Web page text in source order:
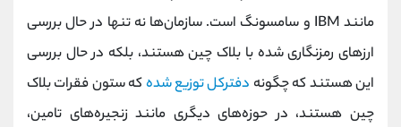
مانند IBM و سامسونگ است. سازمان‌ها نه تنها در حال بررسی
ارزهای رمزنگاری شده با بلاک چین هستند، بلکه در حال بررسی
این هستند که چگونه دفترکل توزیع شدهکه ستون فقرات بلاک
چین هستند، در حوزه‌های دیگری مانند زنجیره‌های تامین،